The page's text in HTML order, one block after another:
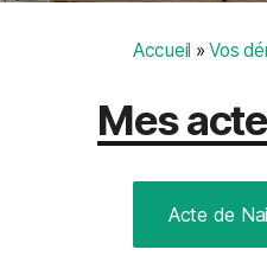
Accueil »Vos
Mes
Acte de